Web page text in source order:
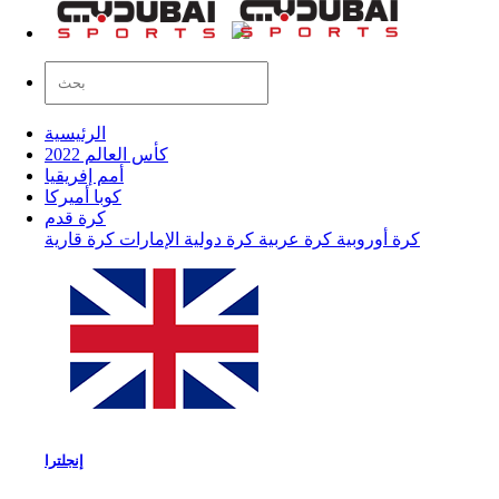
الرئيسية
كأس العالم 2022
أمم إفريقيا
كوبا أميركا
كرة قدم
كرة أوروبية كرة عربية كرة دولية الإمارات كرة قارية
إنجلترا